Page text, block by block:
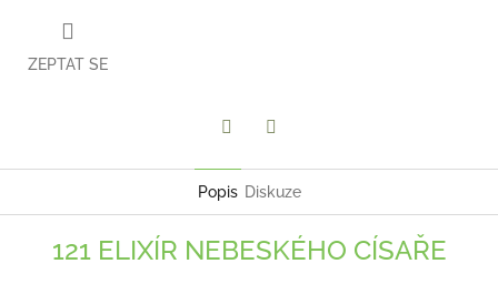
ZEPTAT SE
Popis Diskuze
121 ELIXÍR NEBESKÉHO CÍSAŘE